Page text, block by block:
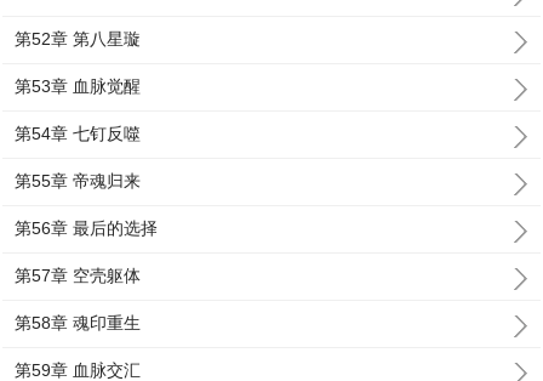
第52章 第八星璇
第53章 血脉觉醒
第54章 七钉反噬
第55章 帝魂归来
第56章 最后的选择
第57章 空壳躯体
第58章 魂印重生
第59章 血脉交汇